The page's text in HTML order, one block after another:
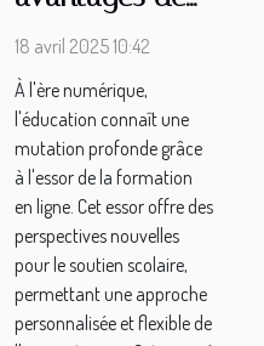
la formation en
ligne pour le
soutien scolaire
18 avril 2025 10:42
À l'ère numérique,
l'éducation connaît une
mutation profonde grâce
à l'essor de la formation
en ligne. Cet essor offre des
perspectives nouvelles
pour le soutien scolaire,
permettant une approche
personnalisée et flexible de